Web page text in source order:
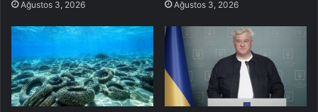
Ağustos 3, 2026 Ağustos 3, 2026